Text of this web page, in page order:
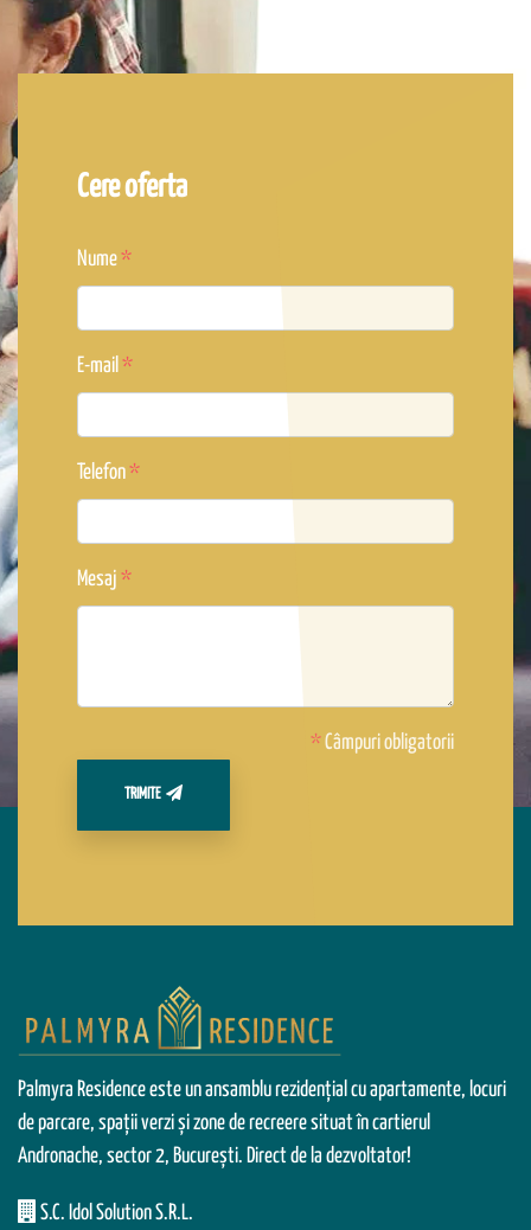
Cere oferta
Nume
E-mail
Telefon
Mesaj
*Câmpuri obligatorii
TRIMITE
Palmyra Residence este un ansamblu rezidențial cu apartamente, locuri
de parcare, spații verzi și zone de recreere situat în cartierul
Andronache, sector 2, București. Direct de la dezvoltator!
S.C. Idol Solution S.R.L.